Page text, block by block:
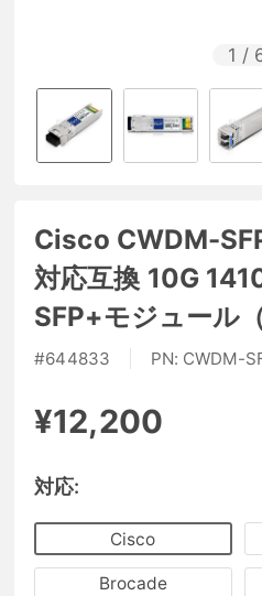
1 /
Cisco CWDM-
対応互換 10G
SFP+モジュール
#644833 PN: CWDM-
¥12,200
対応:
Cisco
Brocade